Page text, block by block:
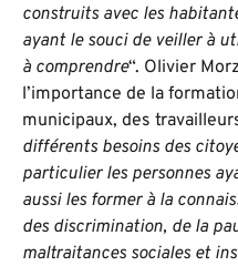
construits avec les
ayant le souci de veiller à
à comprendre“. Olivier
l’importance de la
municipaux, des
différents besoins des
particulier les personnes
aussi les former à la
des discrimination, de la
maltraitances sociales et